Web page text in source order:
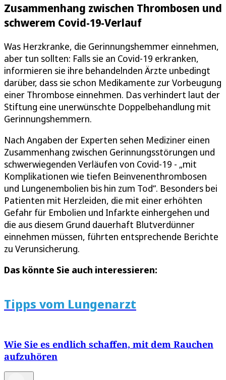
Zusammenhang zwischen Thrombosen und
schwerem Covid-19-Verlauf
Was Herzkranke, die Gerinnungshemmer einnehmen,
aber tun sollten: Falls sie an Covid-19 erkranken,
informieren sie ihre behandelnden Ärzte unbedingt
darüber, dass sie schon Medikamente zur Vorbeugung
einer Thrombose einnehmen. Das verhindert laut der
Stiftung eine unerwünschte Doppelbehandlung mit
Gerinnungshemmern.
Nach Angaben der Experten sehen Mediziner einen
Zusammenhang zwischen Gerinnungsstörungen und
schwerwiegenden Verläufen von Covid-19 - „mit
Komplikationen wie tiefen Beinvenenthrombosen
und Lungenembolien bis hin zum Tod“. Besonders bei
Patienten mit Herzleiden, die mit einer erhöhten
Gefahr für Embolien und Infarkte einhergehen und
die aus diesem Grund dauerhaft Blutverdünner
einnehmen müssen, führten entsprechende Berichte
zu Verunsicherung.
Das könnte Sie auch interessieren:
Tipps vom Lungenarzt
Wie Sie es endlich schaffen, mit dem Rauchen
aufzuhören